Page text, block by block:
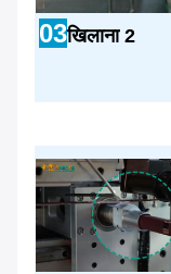
03खिलाना 2